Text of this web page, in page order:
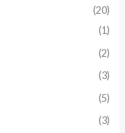
(20)
(1)
(2)
(3)
(5)
(3)